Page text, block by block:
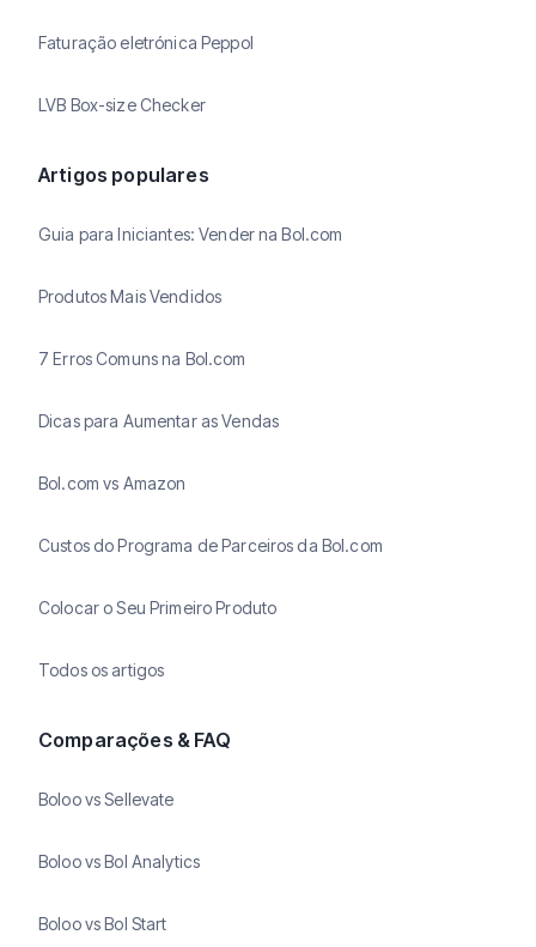
Faturação eletrónica Peppol
LVB Box-size Checker
Artigos populares
Guia para Iniciantes: Vender na Bol.com
Produtos Mais Vendidos
7 Erros Comuns na Bol.com
Dicas para Aumentar as Vendas
Bol.com vs Amazon
Custos do Programa de Parceiros da Bol.com
Colocar o Seu Primeiro Produto
Todos os artigos
Comparações & FAQ
Boloo vs Sellevate
Boloo vs Bol Analytics
Boloo vs Bol Start